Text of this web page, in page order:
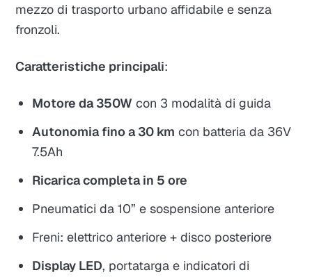
mezzo di trasporto urbano affidabile e senza
fronzoli.
Caratteristiche principali:
Motore da 350W con 3 modalità di guida
Autonomia fino a 30 km con batteria da 36V
7.5Ah
Ricarica completa in 5 ore
Pneumatici da 10” e sospensione anteriore
Freni: elettrico anteriore + disco posteriore
Display LED, portatarga e indicatori di